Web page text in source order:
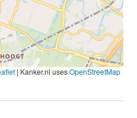
| Kanker.nl usesOpenStreetMap